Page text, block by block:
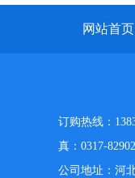
网站首页
订购热线：
真：0317-
公司地址：河